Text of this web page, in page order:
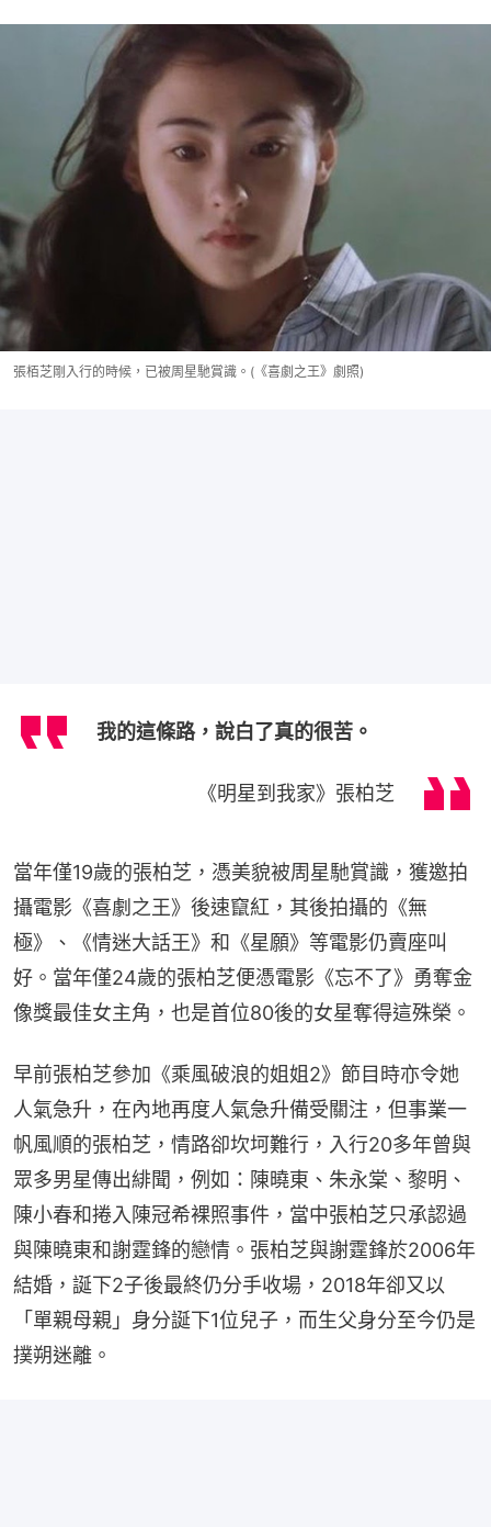
張栢芝剛入行的時候，已被周星馳賞識。(《喜劇之王》劇照)
我的這條路，說白了真的很苦。
《明星到我家》張柏芝
當年僅19歲的張柏芝，憑美貌被周星馳賞識，獲邀拍
攝電影《喜劇之王》後速竄紅，其後拍攝的《無
極》、《情迷大話王》和《星願》等電影仍賣座叫
好。當年僅24歲的張柏芝便憑電影《忘不了》勇奪金
像獎最佳女主角，也是首位80後的女星奪得這殊榮。
早前張柏芝參加《乘風破浪的姐姐2》節目時亦令她
人氣急升，在內地再度人氣急升備受關注，但事業一
帆風順的張柏芝，情路卻坎坷難行，入行20多年曾與
眾多男星傳出緋聞，例如：陳曉東、朱永棠、黎明、
陳小春和捲入陳冠希裸照事件，當中張柏芝只承認過
與陳曉東和謝霆鋒的戀情。張柏芝與謝霆鋒於2006年
結婚，誕下2子後最終仍分手收場，2018年卻又以
「單親母親」身分誕下1位兒子，而生父身分至今仍是
撲朔迷離。